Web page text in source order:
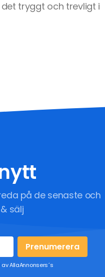
tryggt och trevligt i
på de senaste och
sälj
Prenumerera
AllaAnnonsers´s